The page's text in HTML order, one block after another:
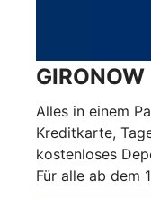
GIRONOW
Alles in einem
Kreditkarte,
kostenloses
Für alle ab dem